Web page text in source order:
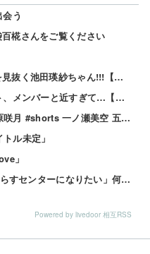
う
百椛さんをご覧ください
林瑠奈ちゃんの巧みな話術とそれを見抜く池田瑛紗ちゃん!!!【乃木坂46】
【櫻坂46】レミノスペシャルシート、メンバーと近すぎて…【全国ツアー2026】
池田瑛紗 乃木坂46 #冨里奈央 #菅原咲月 #shorts 一ノ瀬美空 五百城茉央 瀬戸口心月 奥の反応まとめ
ル未定」
」
日向坂46 藤嶌果歩 「グループを照らすセンターになりたい」何倍もキラキラしたかほりんが降臨【坂道の火曜日】
Powered by livedoor 相互RSS